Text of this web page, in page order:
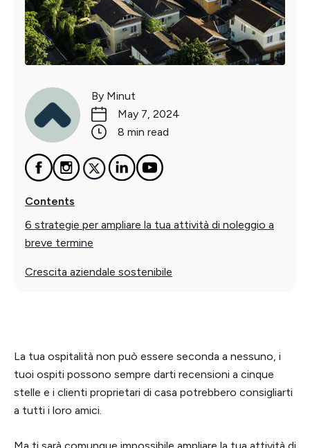
By Minut
May 7, 2024
8 min read
Contents
6 strategie per ampliare la tua attività di noleggio a
breve termine
Crescita aziendale sostenibile
La tua ospitalità non può essere seconda a nessuno, i
tuoi ospiti possono sempre darti recensioni a cinque
stelle e i clienti proprietari di casa potrebbero consigliarti
a tutti i loro amici.